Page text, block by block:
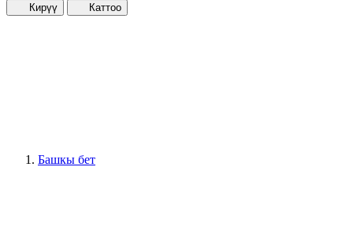
Кирүү Каттоо
Башкы бет